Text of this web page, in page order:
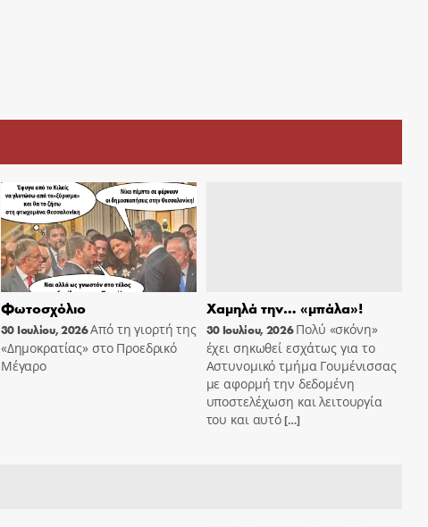
Φωτοσχόλιο
30 Ιουλίου, 2026Από τη γιορτή της
«Δημοκρατίας» στο Προεδρικό
Μέγαρο
Χαμηλά την… «μπάλα»!
30 Ιουλίου, 2026Πολύ «σκόνη»
έχει σηκωθεί εσχάτως για το
Αστυνομικό τμήμα Γουμένισσας
με αφορμή την δεδομένη
υποστελέχωση και λειτουργία
του και αυτό[…]